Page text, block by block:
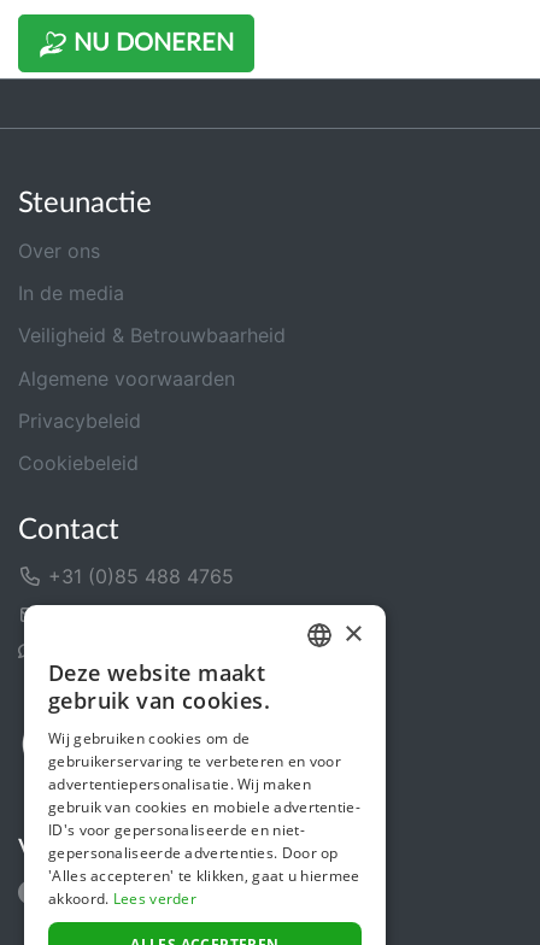
NU DONEREN
Steunactie
Over ons
In de media
Veiligheid & Betrouwbaarheid
Algemene voorwaarden
Privacybeleid
Cookiebeleid
Contact
+31 (0)85 488 4765
Volg ons
ENGLISH
×
Deze website maakt
gebruik van cookies.
Wij gebruiken cookies om de
gebruikerservaring te verbeteren en voor
advertentiepersonalisatie. Wij maken
gebruik van cookies en mobiele advertentie-
ID's voor gepersonaliseerde en niet-
gepersonaliseerde advertenties. Door op
'Alles accepteren' te klikken, gaat u hiermee
akkoord. Lees verder